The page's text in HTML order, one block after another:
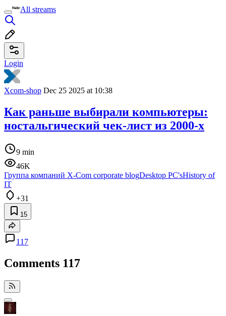
All streams
Login
Xcom-shop Dec 25 2025 at 10:38
Как раньше выбирали компьютеры:
ностальгический чек-лист из 2000-х
9 min
46K
Группа компаний X-Com corporate blogDesktop PC'sHistory of
IT
+31
15
117
Comments 117